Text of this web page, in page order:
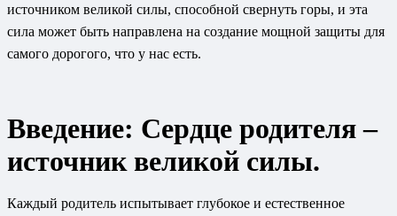
источником великой силы, способной свернуть горы, и эта
сила может быть направлена на создание мощной защиты для
самого дорогого, что у нас есть.
Введение: Сердце родителя –
источник великой силы.
Каждый родитель испытывает глубокое и естественное